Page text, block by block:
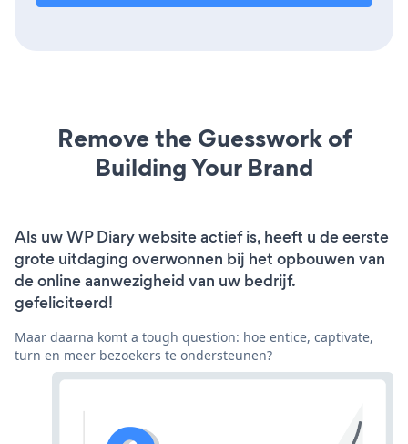
Remove the Guesswork of
Building Your Brand
Als uw WP Diary website actief is, heeft u de eerste
grote uitdaging overwonnen bij het opbouwen van
de online aanwezigheid van uw bedrijf.
gefeliciteerd!
Maar daarna komt a tough question: hoe entice, captivate,
turn en meer bezoekers te ondersteunen?